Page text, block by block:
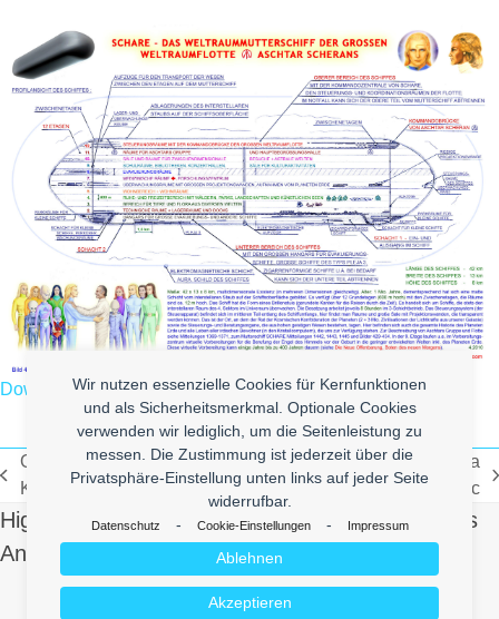
Wir nutzen essenzielle Cookies für Kernfunktionen
und als Sicherheitsmerkmal. Optionale Cookies
verwenden wir lediglich, um die Seitenleistung zu
messen. Die Zustimmung ist jederzeit über die
Privatsphäre-Einstellung unten links auf jeder Seite
widerrufbar.
Datenschutz - Cookie-Einstellungen - Impressum
Akzeptieren
Ablehnen
Download
vorheriger
Beitrag:
One of the last interviews with
Karl Lagerfeld
Nächster
Weird Chillout Russia
Electro Music
High Quality Uberlol Content for You. Contact us
And Send Us Yours!
Make it Lol